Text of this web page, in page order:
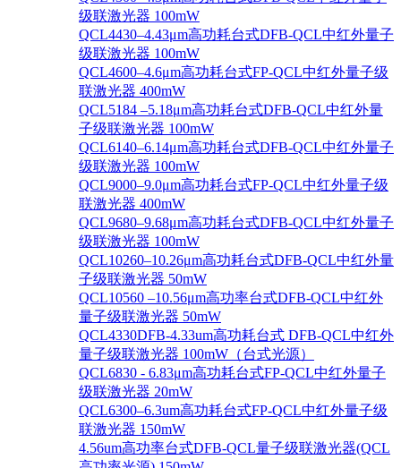
级联激光器 100mW
QCL4430–4.43μm高功耗台式DFB-QCL中红外量子
级联激光器 100mW
QCL4600–4.6μm高功耗台式FP-QCL中红外量子级
联激光器 400mW
QCL5184 –5.18μm高功耗台式DFB-QCL中红外量
子级联激光器 100mW
QCL6140–6.14μm高功耗台式DFB-QCL中红外量子
级联激光器 100mW
QCL9000–9.0μm高功耗台式FP-QCL中红外量子级
联激光器 400mW
QCL9680–9.68μm高功耗台式DFB-QCL中红外量子
级联激光器 100mW
QCL10260–10.26μm高功耗台式DFB-QCL中红外量
子级联激光器 50mW
QCL10560 –10.56μm高功率台式DFB-QCL中红外
量子级联激光器 50mW
QCL4330DFB-4.33um高功耗台式 DFB-QCL中红外
量子级联激光器 100mW（台式光源）
QCL6830 - 6.83μm高功耗台式FP-QCL中红外量子
级联激光器 20mW
QCL6300–6.3um高功耗台式FP-QCL中红外量子级
联激光器 150mW
4.56um高功率台式DFB-QCL量子级联激光器(QCL